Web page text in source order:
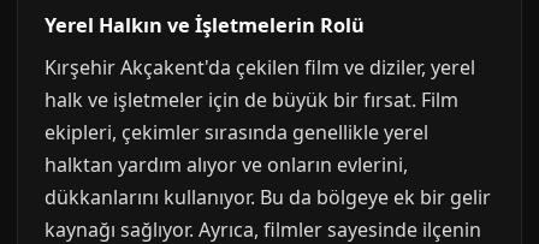
Yerel Halkın ve İşletmelerin Rolü
Kırşehir Akçakent'da çekilen film ve diziler, yerel
halk ve işletmeler için de büyük bir fırsat. Film
ekipleri, çekimler sırasında genellikle yerel
halktan yardım alıyor ve onların evlerini,
dükkanlarını kullanıyor. Bu da bölgeye ek bir gelir
kaynağı sağlıyor. Ayrıca, filmler sayesinde ilçenin